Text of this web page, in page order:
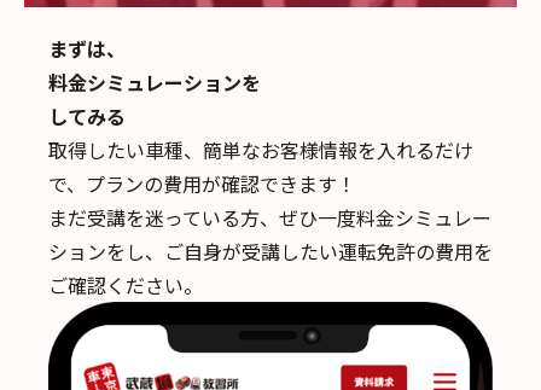
まずは、
料金シミュレーションを
してみる
取得したい車種、簡単なお客様情報を入れるだけ
で、 プランの費用が確認できます！
まだ受講を迷っている方、ぜひ一度料金シミュレー
ションをし、ご自身が受講したい運転免許の費用を
ご確認ください。